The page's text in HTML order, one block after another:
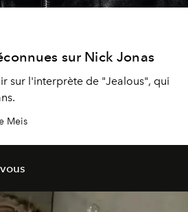
sur Nick Jonas
sur l'interprète de "Jealous", qui
Meis